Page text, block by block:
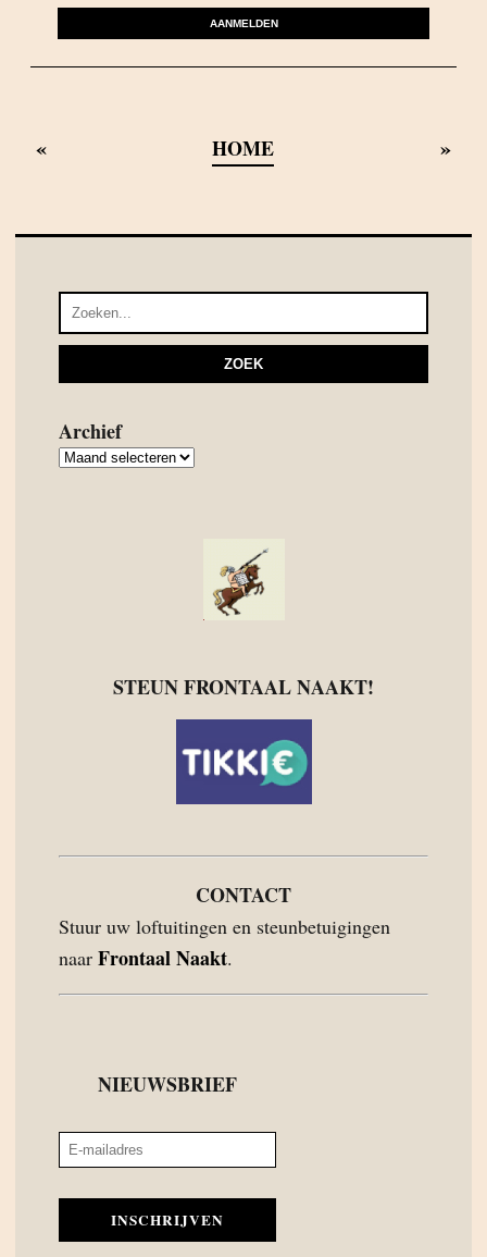
AANMELDEN
« HOME »
Archief
Archief
STEUN FRONTAAL NAAKT!
CONTACT
Stuur uw loftuitingen en steunbetuigingen
naar Frontaal Naakt.
NIEUWSBRIEF
INSCHRIJVEN